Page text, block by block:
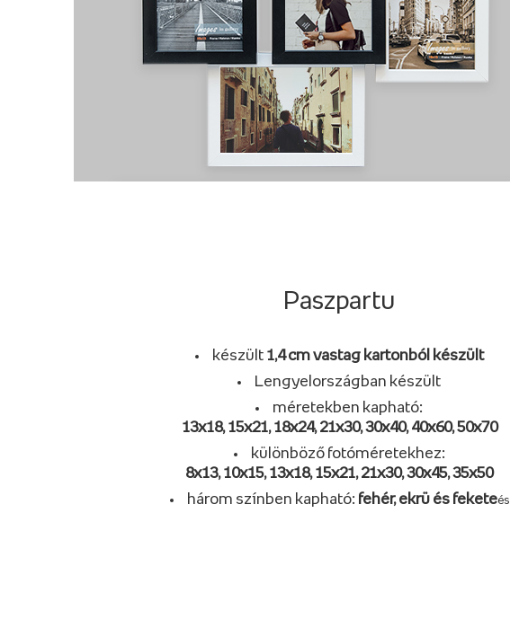
Paszpartu
készült 1,4 cm vastag kartonból készült
Lengyelországban készült
méretekben kapható:
13x18, 15x21, 18x24, 21x30, 30x40, 40x60, 50x70
különböző fotóméretekhez:
8x13, 10x15, 13x18, 15x21, 21x30, 30x45, 35x50
három színben kapható: fehér, ekrü és feketeés